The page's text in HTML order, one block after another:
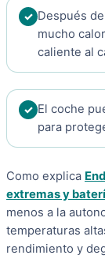
Después
mucho
caliente al
El coche
para
Como explica
extremas y
menos a la
temperaturas
rendimiento y